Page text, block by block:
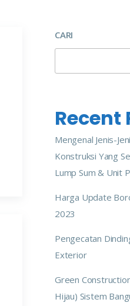
CARI
Recent
Mengenal Jenis-
Konstruksi Yang
Lump Sum & Unit
Harga Update
2023
Pengecatan
Exterior
Green
Hijau) Sistem